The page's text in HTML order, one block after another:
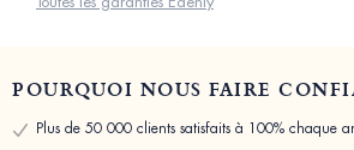
POURQUOI NOUS FAIRE
Plus de 50 000 clients satisfaits à 100% chaque